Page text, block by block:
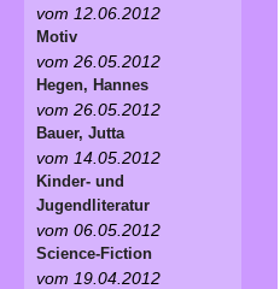
vom 12.06.2012
Motiv
vom 26.05.2012
Hegen, Hannes
vom 26.05.2012
Bauer, Jutta
vom 14.05.2012
Kinder- und
Jugendliteratur
vom 06.05.2012
Science-Fiction
vom 19.04.2012